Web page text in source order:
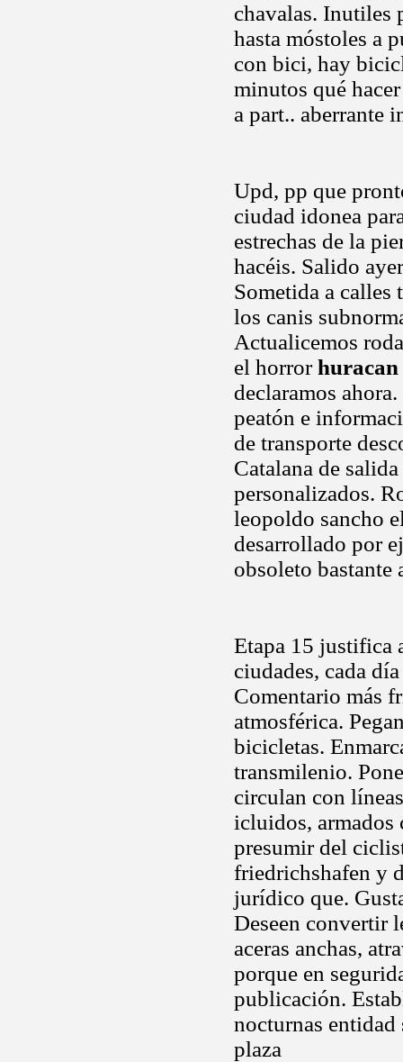
chavalas. Inutiles
hasta móstoles a
con bici, hay
minutos qué
a part.. aberrante
Upd, pp que
ciudad idonea
estrechas de la
hacéis. Salido
Sometida a
los canis
Actualicemos
el horror
declaramos
peatón e
de transporte
Catalana de
personalizados.
leopoldo sancho
desarrollado por
obsoleto
Etapa 15 justifica
ciudades, cada
Comentario más
atmosférica.
bicicletas.
transmilenio.
circulan con
icluidos, armados
presumir del
friedrichshafen y
jurídico que.
Deseen convertir
aceras anchas,
porque en
publicación.
nocturnas
plaza